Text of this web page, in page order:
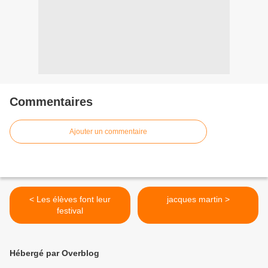
Commentaires
Ajouter un commentaire
< Les élèves font leur
festival
jacques martin >
Hébergé par Overblog